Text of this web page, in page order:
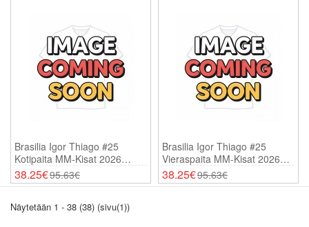
Brasilia Igor Thiago #25
Kotipaita MM-Kisat 2026
Lyhythihainen
38.25€95.63€
Brasilia Igor Thiago #25
Vieraspaita MM-Kisat 2026
Lyhythihainen
38.25€95.63€
Näytetään 1 - 38 (38) (sivu(1))